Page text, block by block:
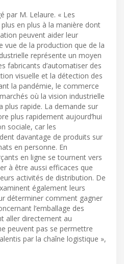
par M. Lelaure. « Les
en plus à la manière dont
peuvent aider leur
vue de la production que de la
représente un moyen
fabricants d’automatiser des
visuelle et la détection des
la pandémie, le commerce
où la vision industrielle
plus rapide. La demande sur
plus rapidement aujourd’hui
sociale, car les
davantage de produits sur
en personne. En
en ligne se tournent vers
à être aussi efficaces que
activités de distribution. De
également leurs
déterminer comment gagner
l’emballage des
aller directement au
peuvent pas se permettre
par la chaîne logistique »,